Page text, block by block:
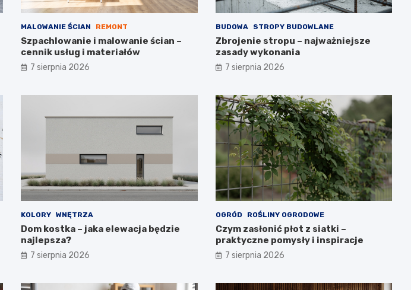
MALOWANIE ŚCIAN REMONT
Szpachlowanie i malowanie ścian –
cennik usług i materiałów
7 sierpnia 2026
BUDOWA STROPY BUDOWLANE
Zbrojenie stropu – najważniejsze
zasady wykonania
7 sierpnia 2026
KOLORY WNĘTRZA
Dom kostka – jaka elewacja będzie
najlepsza?
7 sierpnia 2026
OGRÓD ROŚLINY OGRODOWE
Czym zasłonić płot z siatki –
praktyczne pomysły i inspiracje
7 sierpnia 2026